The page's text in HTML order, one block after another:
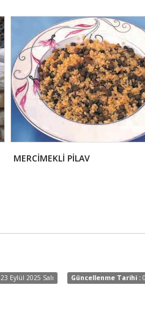
MERCİMEKLİ PİLAV
23 Eylül 2025 Salı Güncellenme Tarihi :